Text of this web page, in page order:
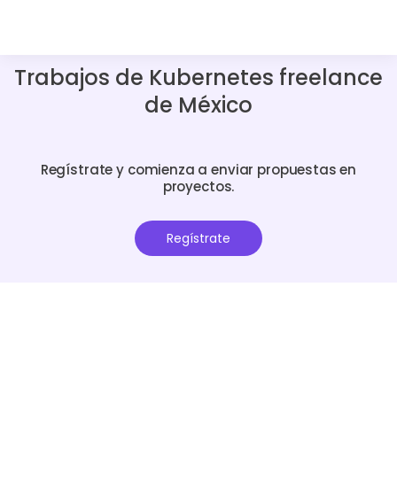
Trabajos de Kubernetes freelance
de México
Regístrate y comienza a enviar propuestas en
proyectos.
Regístrate